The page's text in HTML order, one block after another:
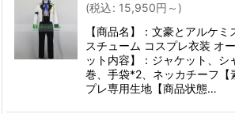
絞り込む
(税込: 15,950円 ～ )
【商品名】：文豪とアルケ
スチューム コスプレ衣装 オ
ット内容】：ジャケット、シ
巻、手袋*2、ネッカチーフ
プレ専用生地【商品状態…